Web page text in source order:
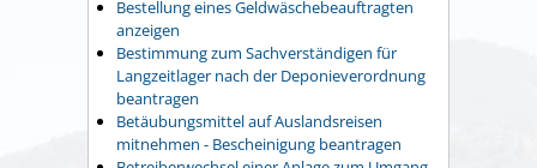
Bestellung eines Geldwäschebeauftragten
anzeigen
Bestimmung zum Sachverständigen für
Langzeitlager nach der Deponieverordnung
beantragen
Betäubungsmittel auf Auslandsreisen
mitnehmen - Bescheinigung beantragen